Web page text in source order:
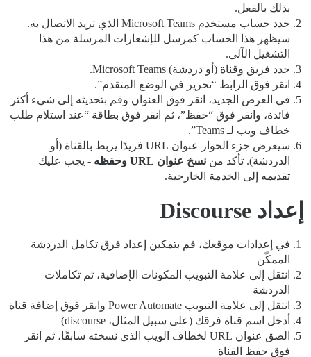
بذلك بالفعل.
حدد حساب مستخدم Microsoft Teams الذي تريد الاتصال به.
سيظهر هذا الحساب كمرسل للإشعارات المرسلة من هذا
التشغيل الآلي.
حدد فريق وقناة (أو دردشة) Microsoft Teams.
انقر فوق الرابط “تحرير في الوضع المتقدم”.
في العرض الجديد، انقر فوق العنوان وقم بتحديثه إلى شيء أكثر
فائدة، وانقر فوق “حفظ”، ثم انقر فوق بطاقة “عند استلام طلب
خطاف ويب لـ Teams”.
سيعرض جزء الحوار عنوان URL فريدًا يربط بالقناة (أو
الدردشة). تأكد من نسخ عنوان URL وحفظه
- يجب عليك
تقديمه إلى الخدمة الخارجية.
إعداد Discourse
في إعدادات موقعك، قم بتمكين إعداد فرق تكامل الدردشة
الممكّن
انتقل إلى علامة التبويب المكونات الإضافية، ثم تكاملات
الدردشة
انتقل إلى علامة التبويب Power Automate وانقر فوق إضافة قناة
أدخل اسم قناة فرقك (على سبيل المثال، discourse)
الصق عنوان URL لخطاف الويب الذي نسخته سابقًا، ثم انقر
فوق حفظ القناة